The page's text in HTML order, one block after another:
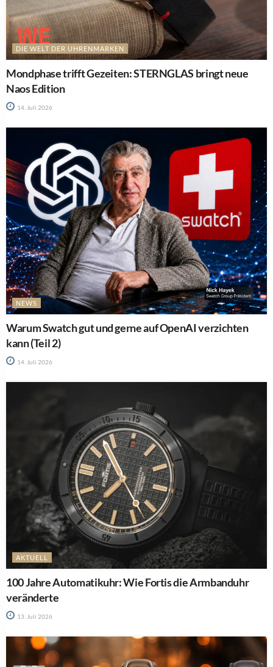
DIE WELT DER UHRENMARKEN
Mondphase trifft Gezeiten: STERNGLAS bringt neue
Naos Edition
14. Juli 2026
NEWS
Warum Swatch gut und gerne auf OpenAI verzichten
kann (Teil 2)
14. Juli 2026
AKTUELL
100 Jahre Automatikuhr: Wie Fortis die Armbanduhr
veränderte
13. Juli 2026